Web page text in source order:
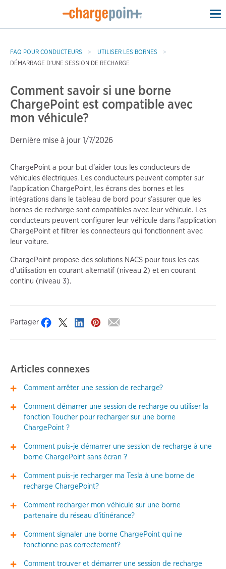
FAQ POUR CONDUCTEURS
UTILISER LES BORNES
DÉMARRAGE D’UNE SESSION DE RECHARGE
Comment savoir si une borne
ChargePoint est compatible avec
mon véhicule?
Dernière mise à jour 1/7/2026
ChargePoint a pour but d’aider tous les conducteurs de
véhicules électriques. Les conducteurs peuvent compter sur
l’application ChargePoint, les écrans des bornes et les
intégrations dans le tableau de bord pour s’assurer que les
bornes de recharge sont compatibles avec leur véhicule. Les
conducteurs peuvent configurer leur véhicule dans l’application
ChargePoint et filtrer les connecteurs qui fonctionnent avec
leur voiture.
ChargePoint propose des solutions NACS pour tous les cas
d’utilisation en courant alternatif (niveau 2) et en courant
continu (niveau 3).
Partager
Articles connexes
Comment arrêter une session de recharge?
Comment démarrer une session de recharge ou utiliser la
fonction Toucher pour recharger sur une borne
ChargePoint ?
Comment puis-je démarrer une session de recharge à une
borne ChargePoint sans écran ?
Comment puis-je recharger ma Tesla à une borne de
recharge ChargePoint?
Comment recharger mon véhicule sur une borne
partenaire du réseau d’itinérance?
Comment signaler une borne ChargePoint qui ne
fonctionne pas correctement?
Comment trouver et démarrer une session de recharge